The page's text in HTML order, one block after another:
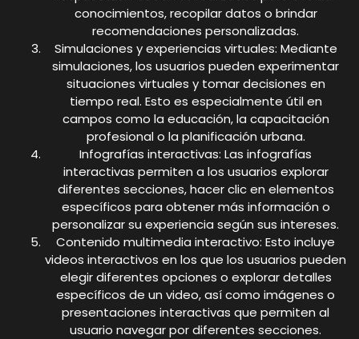
conocimientos, recopilar datos o brindar
recomendaciones personalizadas.
Simulaciones y experiencias virtuales: Mediante
simulaciones, los usuarios pueden experimentar
situaciones virtuales y tomar decisiones en
tiempo real. Esto es especialmente útil en
campos como la educación, la capacitación
profesional o la planificación urbana.
Infografías interactivas: Las infografías
interactivas permiten a los usuarios explorar
diferentes secciones, hacer clic en elementos
específicos para obtener más información o
personalizar su experiencia según sus intereses.
Contenido multimedia interactivo: Esto incluye
videos interactivos en los que los usuarios pueden
elegir diferentes opciones o explorar detalles
específicos de un video, así como imágenes o
presentaciones interactivas que permiten al
usuario navegar por diferentes secciones.